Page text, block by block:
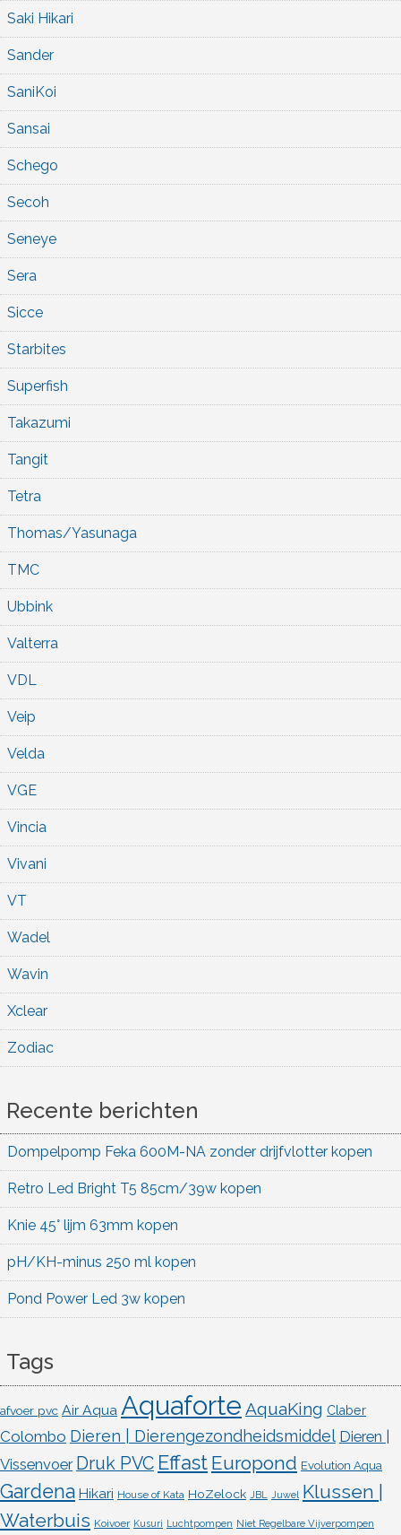
Saki Hikari
Sander
SaniKoi
Sansai
Schego
Secoh
Seneye
Sera
Sicce
Starbites
Superfish
Takazumi
Tangit
Tetra
Thomas/Yasunaga
TMC
Ubbink
Valterra
VDL
Veip
Velda
VGE
Vincia
Vivani
VT
Wadel
Wavin
Xclear
Zodiac
Recente berichten
Dompelpomp Feka 600M-NA zonder drijfvlotter kopen
Retro Led Bright T5 85cm/39w kopen
Knie 45° lijm 63mm kopen
pH/KH-minus 250 ml kopen
Pond Power Led 3w kopen
Tags
afvoer pvc Air Aqua Aquaforte AquaKing Claber
Colombo Dieren | Dierengezondheidsmiddel Dieren |
Vissenvoer Druk PVC Effast Europond Evolution Aqua
Gardena Hikari House of Kata HoZelock JBL Juwel Klussen |
Waterbuis Koivoer Kusuri Luchtpompen Niet Regelbare Vijverpompen